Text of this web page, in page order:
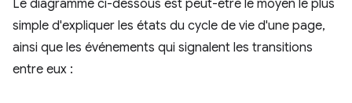
Le diagramme ci-dessous est peut-être le moyen le plus
simple d'expliquer les états du cycle de vie d'une page,
ainsi que les événements qui signalent les transitions
entre eux :